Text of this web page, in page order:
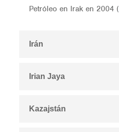
Petróleo en Irak en 2004 (
Irán
Irian Jaya
Kazajstán